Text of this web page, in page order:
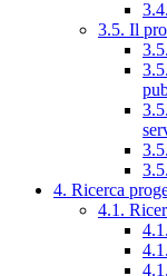
3.5. Il
4. Ricerca
4.1.